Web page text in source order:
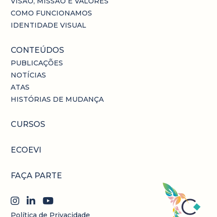
COMO FUNCIONAMOS
IDENTIDADE VISUAL
CONTEÚDOS
PUBLICAÇÕES
NOTÍCIAS
ATAS
HISTÓRIAS DE MUDANÇA
CURSOS
ECOEVI
FAÇA PARTE
Política de Privacidade